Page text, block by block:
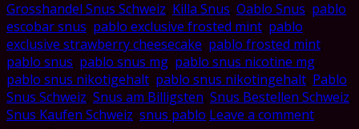
Grosshandel Snus Schweiz Killa Snus Oablo Snus pablo
escobar snus pablo exclusive frosted mint pablo
exclusive strawberry cheesecake pablo frosted mint
pablo snus pablo snus mg pablo snus nicotine mg
pablo snus nikotigehalt pablo snus nikotingehalt Pablo
Snus Schweiz Snus am Billigsten Snus Bestellen Schweiz
Snus Kaufen Schweiz snus pablo Leave a comment